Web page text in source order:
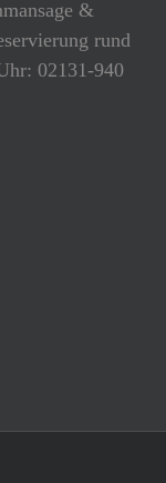
&
rund
02131-940